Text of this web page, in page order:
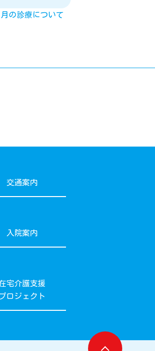
月の診療について
交通案内
入院案内
宅介護支援
ロジェクト